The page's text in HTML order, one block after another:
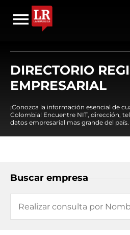
DIRECTORIO
EMPRESARIAL
¡Conozca la información esencial de
Colombia! Encuentre NIT, dirección,
datos empresarial mas grande del país.
Buscar empresa